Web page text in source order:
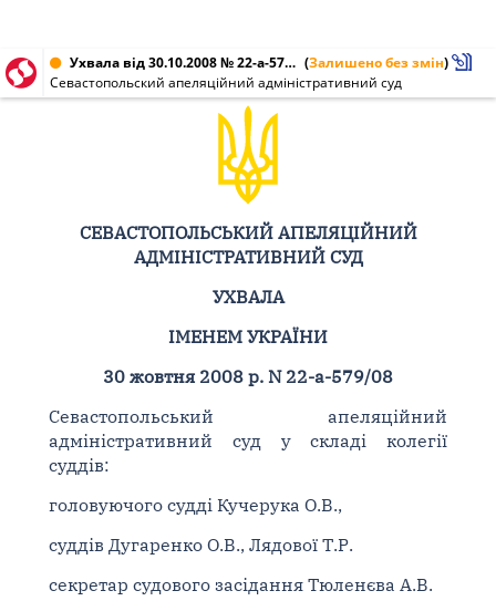
Ухвала від 30.10.2008 № 22-а-579/08 (Залишено без змін)
Севастопольский апеляційний адміністративний суд
СЕВАСТОПОЛЬСЬКИЙ АПЕЛЯЦІЙНИЙ
АДМІНІСТРАТИВНИЙ СУД
УХВАЛА
ІМЕНЕМ УКРАЇНИ
30 жовтня 2008 р. N 22-а-579/08
Севастопольський апеляційний
адміністративний суд у складі колегії
суддів:
головуючого судді Кучерука О.В.,
суддів Дугаренко О.В., Лядової Т.Р.
секретар судового засідання Тюленєва А.В.